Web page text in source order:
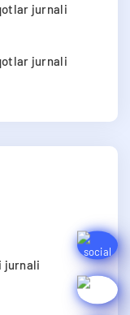
jurnali
jurnali
jurnali